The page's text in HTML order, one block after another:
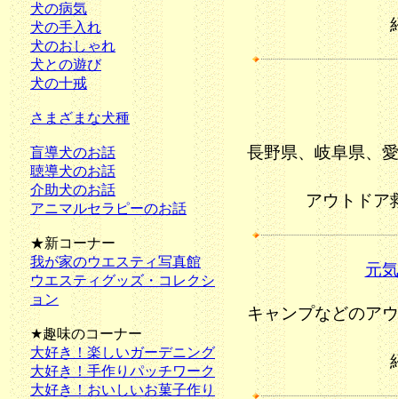
長野県、岐阜県、
アウトドア
元
キャンプなどのア
犬の病気
犬の手入れ
犬のおしゃれ
犬との遊び
犬の十戒
さまざまな犬種
盲導犬のお話
聴導犬のお話
介助犬のお話
アニマルセラピーのお話
★新コーナー
我が家のウエスティ写真館
ウエスティグッズ・コレクシ
ョン
★趣味のコーナー
大好き！楽しいガーデニング
大好き！手作りパッチワーク
大好き！おいしいお菓子作り